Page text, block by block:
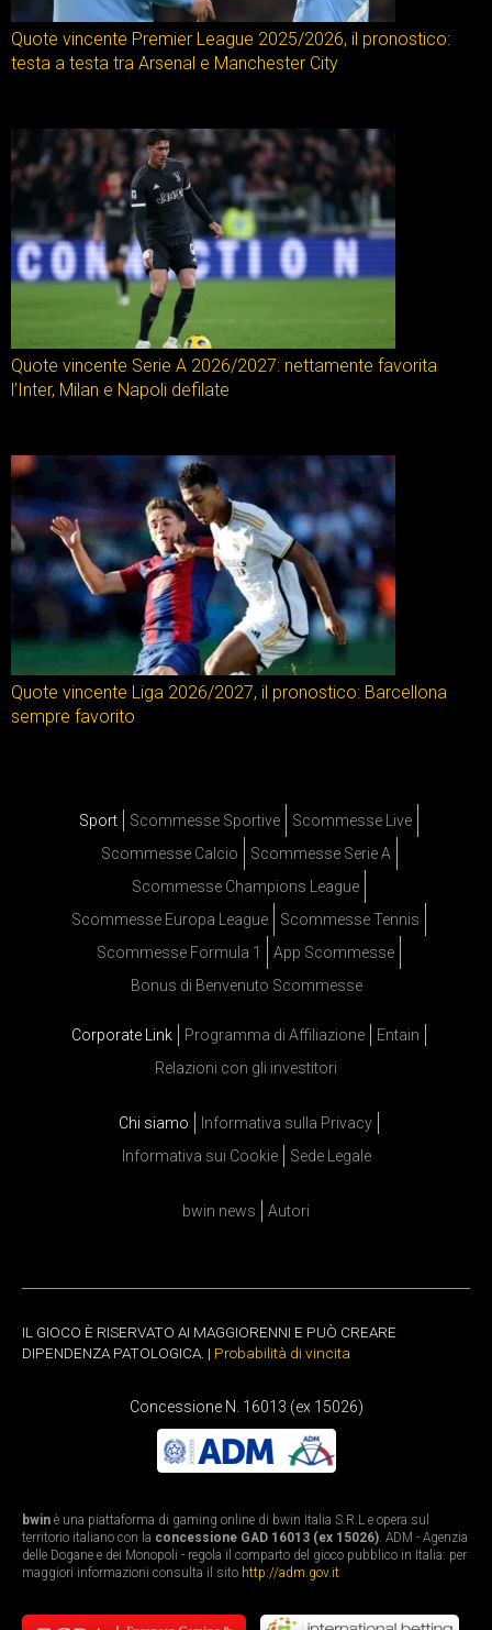
Quote vincente Premier League 2025/2026, il pronostico:
testa a testa tra Arsenal e Manchester City
Quote vincente Serie A 2026/2027: nettamente favorita
l’Inter, Milan e Napoli defilate
Quote vincente Liga 2026/2027, il pronostico: Barcellona
sempre favorito
Sport Scommesse Sportive
Scommesse Live
Scommesse Calcio
Scommesse Serie A
Scommesse Champions League
Scommesse Europa League
Scommesse Tennis
Scommesse Formula 1
App Scommesse
Bonus di Benvenuto Scommesse
Corporate Link Programma di Affiliazione
Entain
Relazioni con gli investitori
Chi siamo
Informativa sulla Privacy
Informativa sui Cookie
Sede Legale
bwin news Autori
IL GIOCO È RISERVATO AI MAGGIORENNI E PUÒ CREARE
DIPENDENZA PATOLOGICA. | Probabilità di vincita
Concessione N. 16013 (ex 15026)
bwin è una piattaforma di gaming online di bwin Italia S.R.L e opera sul
territorio italiano con la concessione GAD 16013 (ex 15026). ADM - Agenzia
delle Dogane e dei Monopoli - regola il comparto del gioco pubblico in Italia: per
maggiori informazioni consulta il sito http://adm.gov.it